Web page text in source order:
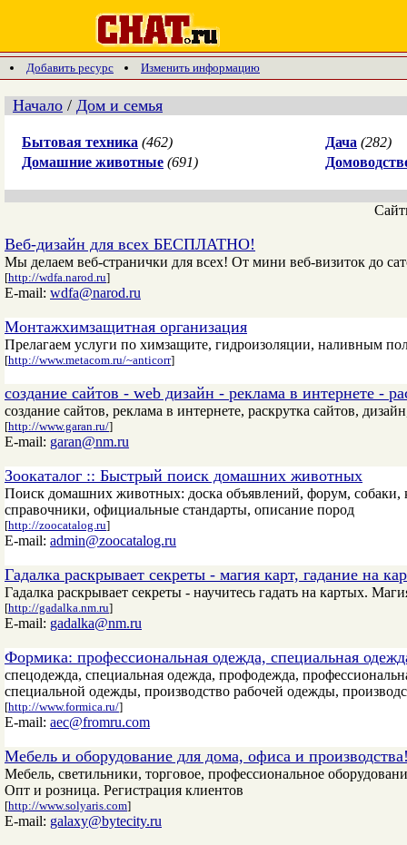
Добавить ресурс Изменить информацию
Начало / Дом и семья
Бытовая техника (462) Дача (282)
Домашние животные (691)
Веб-дизайн для всех БЕСПЛАТНО!
Мы делаем веб-странички для всех! От мини веб-визиток до
[http://wdfa.narod.ru]
E-mail: wdfa@narod.ru
Монтажхимзащитная организация
Прелагаем услуги по химзащите, гидроизоляции, наливным
[http://www.metacom.ru/~anticorr]
создание сайтов - web дизайн - реклама в интернете -
создание сайтов, реклама в интернете, раскрутка сайтов,
[http://www.garan.ru/]
E-mail: garan@nm.ru
Зоокаталог :: Быстрый поиск домашних животных
Поиск домашних животных: доска объявлений, форум,
справочники, официальные стандарты, описание пород
[http://zoocatalog.ru]
E-mail: admin@zoocatalog.ru
Гадалка раскрывает секреты - магия карт, гадание на
Гадалка раскрывает секреты - научитесь гадать на картых.
[http://gadalka.nm.ru]
E-mail: gadalka@nm.ru
Формика: профессиональная одежда, специальная
спецодежда, специальная одежда, профодежда,
специальной одежды, производство рабочей одежды,
[http://www.formica.ru/]
E-mail: aec@fromru.com
Мебель и оборудование для дома, офиса и
Мебель, светильники, торговое, профессиональное
Опт и розница. Регистрация клиентов
[http://www.solyaris.com]
E-mail: galaxy@bytecity.ru